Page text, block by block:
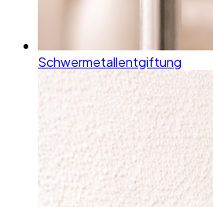
Schwermetallentgiftung